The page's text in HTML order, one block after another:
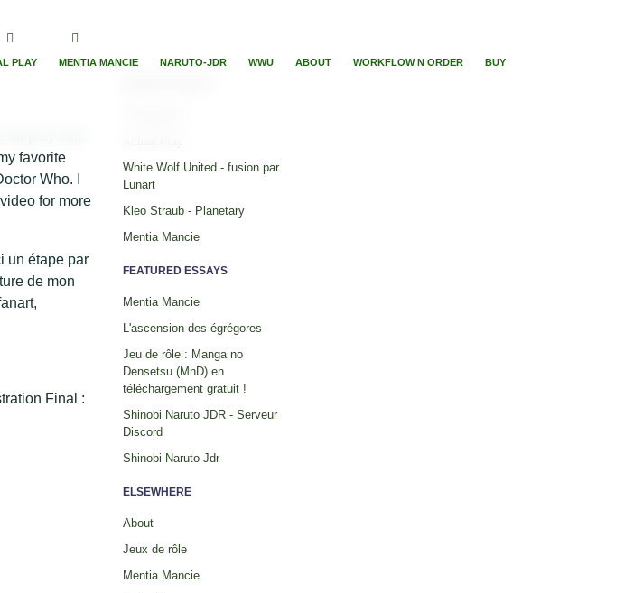
PLAY MENTIA MANCIE NARUTO-JDR WWU ABOUT WORKFLOW N ORDER BUY
favorite
Who. I
for more
un étape par
de mon
Final :
White Wolf United - fusion par
Lunart
Kleo Straub - Planetary
Mentia Mancie
FEATURED ESSAYS
Mentia Mancie
L'ascension des égrégores
Jeu de rôle : Manga no
Densetsu (MnD) en
téléchargement gratuit !
Shinobi Naruto JDR - Serveur
Discord
Shinobi Naruto Jdr
ELSEWHERE
About
Jeux de rôle
Mentia Mancie